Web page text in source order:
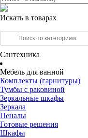
Искать в товарах
Сантехника
Мебель для ванной
Комплекты (гарнитуры)
Тумбы с раковиной
Зеркальные шкафы
Зеркала
Пеналы
Готовые решения
Шкафы